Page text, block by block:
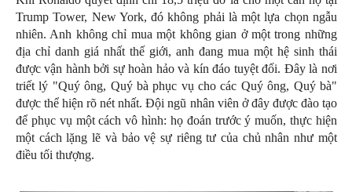
Trump Tower, New York, đó không phải là một lựa chọn ngẫu
nhiên. Anh không chỉ mua một không gian ở một trong những
địa chỉ danh giá nhất thế giới, anh đang mua một hệ sinh thái
được vận hành bởi sự hoàn hảo và kín đáo tuyệt đối. Đây là nơi
triết lý "Quý ông, Quý bà phục vụ cho các Quý ông, Quý bà"
được thể hiện rõ nét nhất. Đội ngũ nhân viên ở đây được đào tạo
để phục vụ một cách vô hình: họ đoán trước ý muốn, thực hiện
một cách lặng lẽ và bảo vệ sự riêng tư của chủ nhân như một
điều tối thượng.